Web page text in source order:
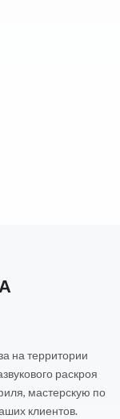
на территории
раскроя
мастерскую по
клиентов.